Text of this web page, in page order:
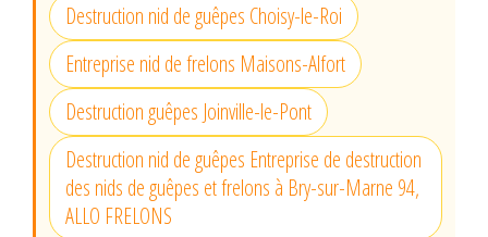
Destruction nid de guêpes Choisy-le-Roi
Entreprise nid de frelons Maisons-Alfort
Destruction guêpes Joinville-le-Pont
Destruction nid de guêpes Entreprise de destruction
des nids de guêpes et frelons à Bry-sur-Marne 94,
ALLO FRELONS